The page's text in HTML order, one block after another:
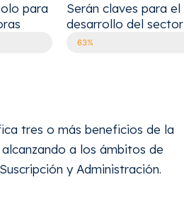
para
Serán claves para el
desarrollo del sector
63%
tres o más beneficios de la
a los ámbitos de
y Administración.